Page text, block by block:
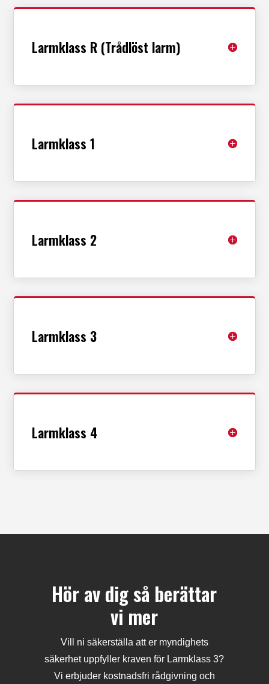
Larmklass R (Trådlöst larm)
Larmklass 1
Larmklass 2
Larmklass 3
Larmklass 4
Hör av dig så berättar
vi mer
Vill ni säkerställa att er myndighets
säkerhet uppfyller kraven för Larmklass 3?
Vi erbjuder kostnadsfri rådgivning och